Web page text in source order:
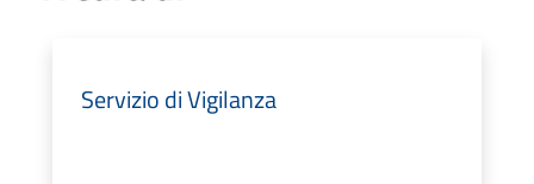
Servizio di Vigilanza